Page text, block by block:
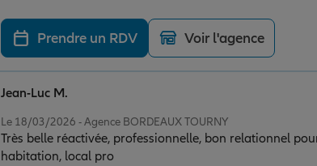
Prendre un RDV Voir l'agence
Le 18/03/2026 - Agence BORDEAUX TOURNY
Très belle réactivée, professionnelle, bon relationnel
habitation, local pro
Jean-Luc M.